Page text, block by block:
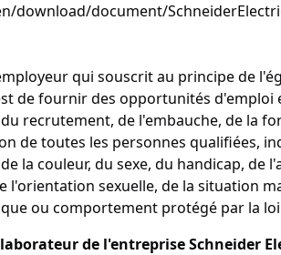
download/document/
qui souscrit au principe de
de fournir des opportunités d'emploi
recrutement, de l'embauche, de la
de toutes les personnes qualifiées,
la couleur, du sexe, du handicap, de
l'orientation sexuelle, de la situation
ou comportement protégé par la
de l'entrepriseSchneider